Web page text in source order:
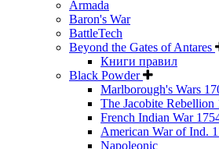
Armada
Baron's War
BattleTech
Beyond the Gates of Antares
Книги правил
Black Powder
Marlborough's Wars
The Jacobite Rebellion
French Indian War
American War of Ind.
Napoleonic